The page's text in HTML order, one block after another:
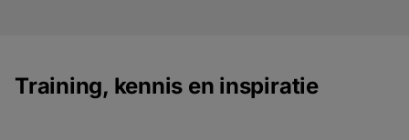
Training, kennis en inspiratie